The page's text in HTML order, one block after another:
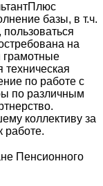
базы, в т.ч.
на
грамотные
по работе с
по различным
коллективу за
работе.
Пенсионного